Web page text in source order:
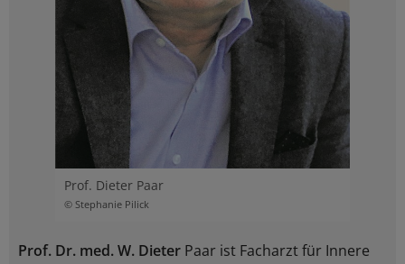
Prof. Dieter Paar
© Stephanie Pilick
Prof. Dr. med. W. Dieter Paar ist Facharzt für Innere